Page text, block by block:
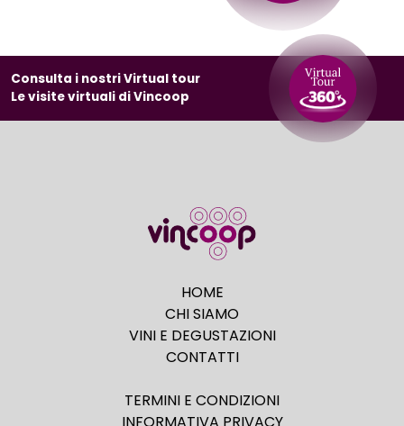
Consulta i nostri Virtual tour
Le visite virtuali di Vincoop
HOME
CHI SIAMO
VINI E DEGUSTAZIONI
CONTATTI
TERMINI E CONDIZIONI
INFORMATIVA PRIVACY